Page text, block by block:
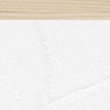
いませんか？」